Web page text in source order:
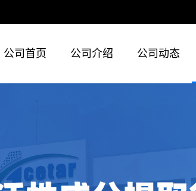
公司首页 公司介绍 公司动态